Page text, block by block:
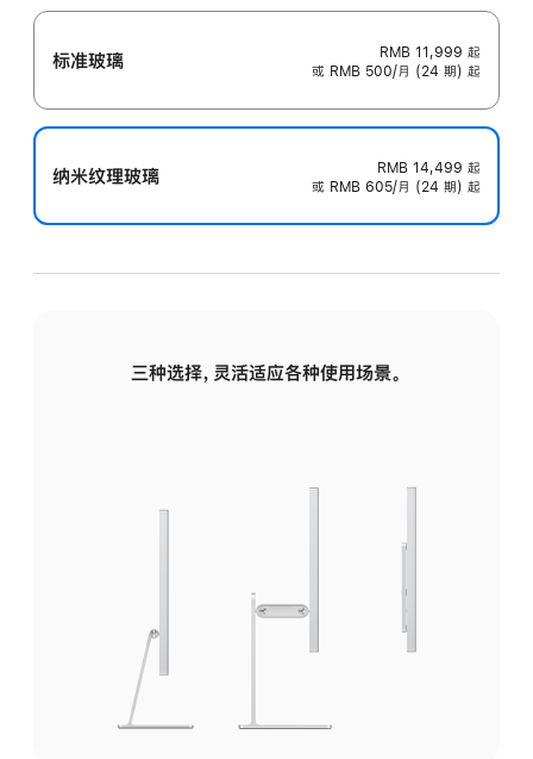
标准玻璃 RMB 11,999 起
或 RMB 500/月 (24 期) 起
纳米纹理玻璃 RMB 14,499 起
或 RMB 605/月 (24 期) 起
三种选择，灵活适应各种使用场景。